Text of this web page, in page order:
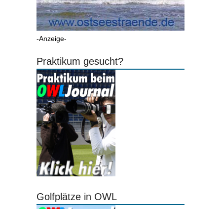
-Anzeige-
Praktikum gesucht?
Golfplätze in OWL